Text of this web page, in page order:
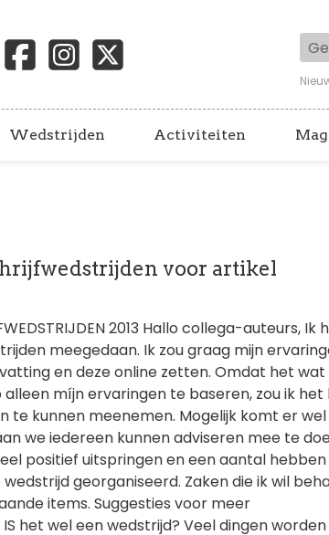
Wedstrijden Activiteiten
voor artikel
2013 Hallo collega-auteurs, Ik
meegedaan. Ik zou graag mijn
en deze online zetten. Omdat het wat
alleen míjn ervaringen te baseren, zou ik het
te kunnen meenemen. Mogelijk komt er
we iedereen kunnen adviseren mee te
positief uitspringen en een aantal
georganiseerd. Zaken die ik wil
items. Suggesties voor meer
het wel een wedstrijd? Veel dingen worden